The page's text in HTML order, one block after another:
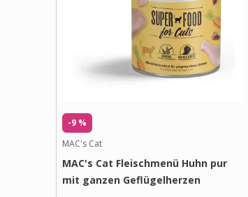
-9 %
MAC's Cat
MAC's Cat Fleischmenü Huhn pur
mit ganzen Geflügelherzen